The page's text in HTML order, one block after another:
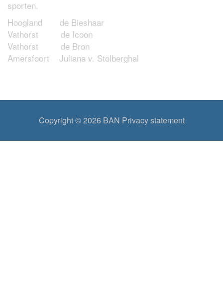
sporten.
Hoogland de Bieshaar
Vathorst de Icoon
Vathorst de Bron
Amersfoort Juliana v. Stolberghal
Copyright © 2026 BAN Privacy statement